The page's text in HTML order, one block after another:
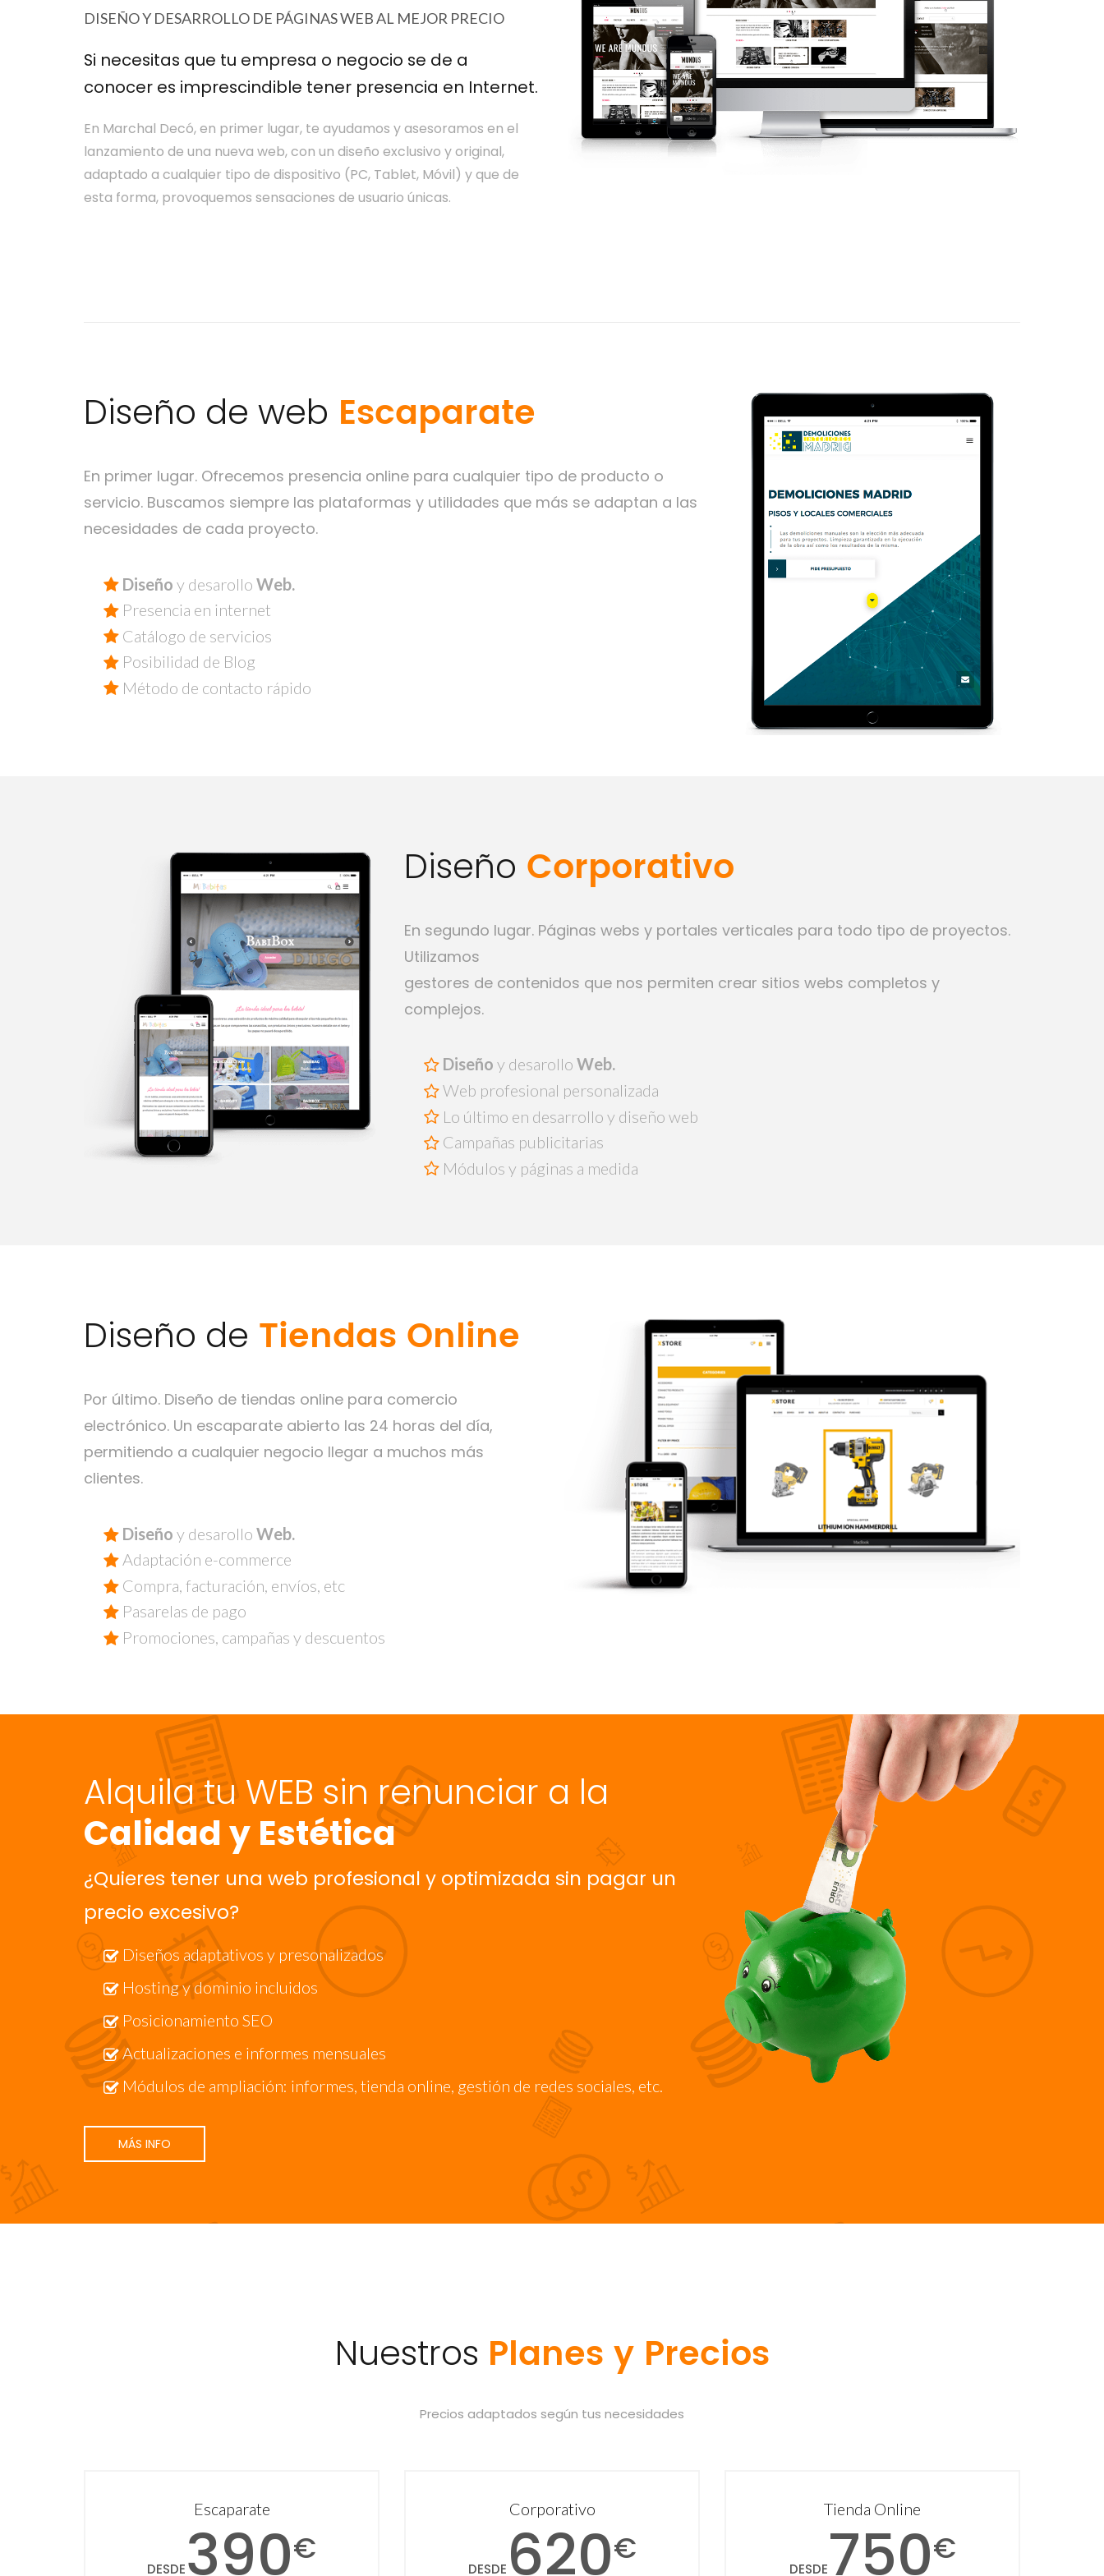
DISEÑO Y DESARROLLO DE PÁGINAS WEB AL MEJOR PRECIO
Si necesitas que tu empresa o negocio se de a
conocer es imprescindible tener presencia en Internet.
En Marchal Decó, en primer lugar, te ayudamos y asesoramos en el
lanzamiento de una nueva web, con un diseño exclusivo y original,
adaptado a cualquier tipo de dispositivo (PC, Tablet, Móvil) y que de
esta forma, provoquemos sensaciones de usuario únicas.
Diseño de web Escaparate
En primer lugar. Ofrecemos presencia online para cualquier tipo de producto o
servicio. Buscamos siempre las plataformas y utilidades que más se adaptan a las
necesidades de cada proyecto.
Diseño y desarollo Web.
Presencia en internet
Catálogo de servicios
Posibilidad de Blog
Método de contacto rápido
Diseño Corporativo
En segundo lugar. Páginas webs y portales verticales para todo tipo de proyectos.
Utilizamos
gestores de contenidos que nos permiten crear sitios webs completos y
complejos.
Diseño y desarollo Web.
Web profesional personalizada
Lo último en desarrollo y diseño web
Campañas publicitarias
Módulos y páginas a medida
Diseño de Tiendas Online
Por último. Diseño de tiendas online para comercio
electrónico. Un escaparate abierto las 24 horas del día,
permitiendo a cualquier negocio llegar a muchos más
clientes.
Diseño y desarollo Web.
Adaptación e-commerce
Compra, facturación, envíos, etc
Pasarelas de pago
Promociones, campañas y descuentos
Alquila tu WEB sin renunciar a la
Calidad y Estética
¿Quieres tener una web profesional y optimizada sin pagar un
precio excesivo?
Diseños adaptativos y presonalizados
Hosting y dominio incluidos
Posicionamiento SEO
Actualizaciones e informes mensuales
Módulos de ampliación: informes, tienda online, gestión de redes sociales, etc.
MÁS INFO
Nuestros Planes y Precios
Precios adaptados según tus necesidades
Escaparate
390
Corporativo
620
Tienda Online
750